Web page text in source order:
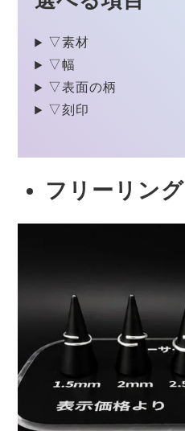
▽素材
▽幅
▽表面の柄
▽刻印
フリーリング